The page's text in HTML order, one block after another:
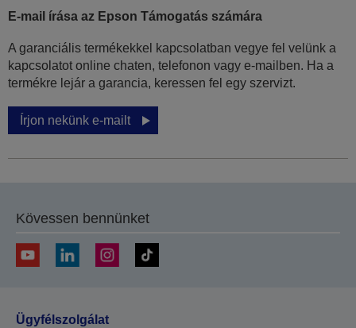
E-mail írása az Epson Támogatás számára
A garanciális termékekkel kapcsolatban vegye fel velünk a
kapcsolatot online chaten, telefonon vagy e-mailben. Ha a
termékre lejár a garancia, keressen fel egy szervizt.
Írjon nekünk e-mailt
Kövessen bennünket
Ügyfélszolgálat